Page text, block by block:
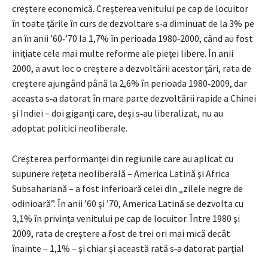
creştere economică. Creşterea venitului pe cap de locuitor
în toate ţările în curs de dezvoltare s‑a diminuat de la 3% pe
an în anii ’60‑’70 la 1,7% în perioada 1980‑2000, când au fost
iniţiate cele mai multe reforme ale pieţei libere. În anii
2000, a avut loc o creştere a dezvoltării acestor ţări, rata de
creştere ajungând până la 2,6% în perioada 1980‑2009, dar
aceasta s‑a datorat în mare parte dezvoltării rapide a Chinei
şi Indiei – doi giganţi care, deşi s‑au liberalizat, nu au
adoptat politici neoliberale.
Creşterea performanţei din regiunile care au aplicat cu
supunere reţeta neoliberală – America Latină şi Africa
Subsahariană – a fost inferioară celei din „zilele negre de
odinioară”. În anii ’60 şi ’70, America Latină se dezvolta cu
3,1% în privinţa venitului pe cap de locuitor. Între 1980 şi
2009, rata de creştere a fost de trei ori mai mică decât
înainte – 1,1% – şi chiar şi această rată s‑a datorat parţial